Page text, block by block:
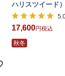
ハリスツイード
17,600 税込
秋冬